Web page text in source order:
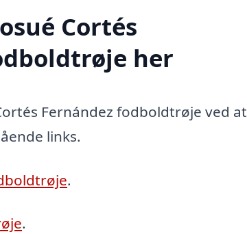
Cortés
her
Fernández fodboldtrøje ved at
links.
.
.